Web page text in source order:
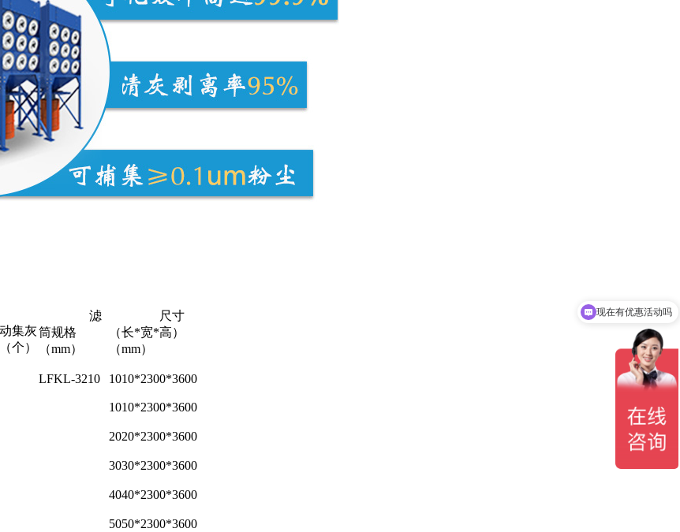
集灰
个）
滤
筒规格
（mm）
尺寸
（长*宽*高）
（mm）
LFKL-3210 1010*2300*3600
1010*2300*3600
2020*2300*3600
3030*2300*3600
4040*2300*3600
5050*2300*3600
可以介绍下你们的产品么
现在有优惠活动吗